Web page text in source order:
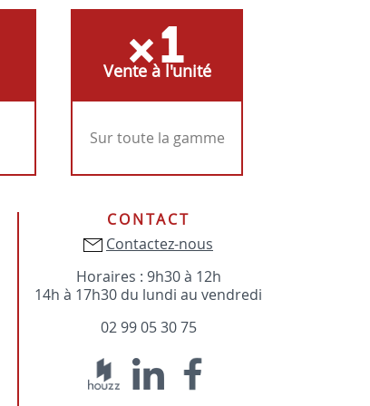
Vente à l'unité
Sur toute la gamme
CONTACT
Contactez-nous
Horaires : 9h30 à 12h
14h à 17h30 du lundi au vendredi
02 99 05 30 75